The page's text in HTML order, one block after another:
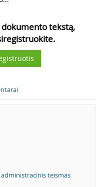
tekstą,
teismas